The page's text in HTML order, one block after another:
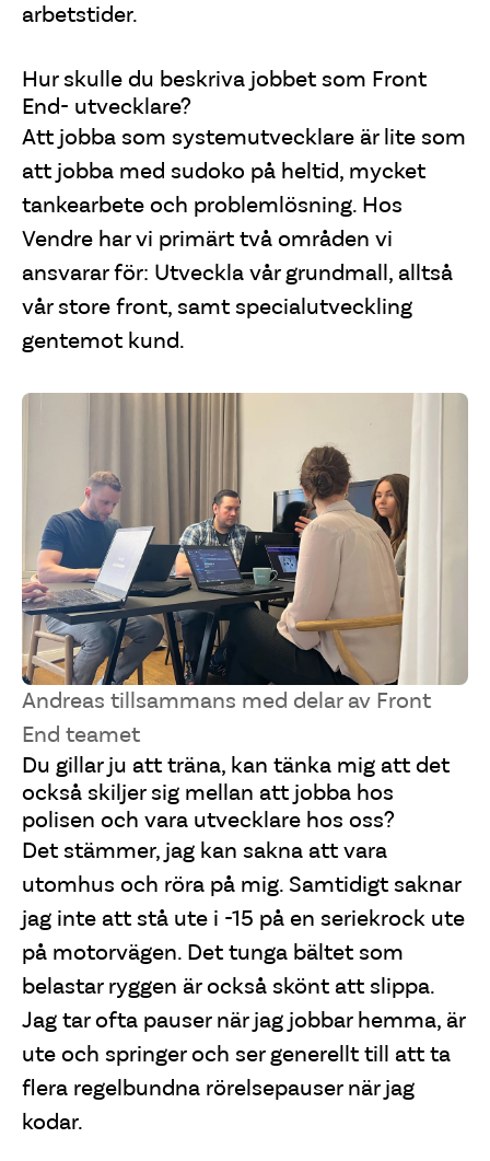
arbetstider.
Hur skulle du beskriva jobbet som Front
End- utvecklare?
Att jobba som systemutvecklare är lite som
att jobba med sudoko på heltid, mycket
tankearbete och problemlösning. Hos
Vendre har vi primärt två områden vi
ansvarar för: Utveckla vår grundmall, alltså
vår store front, samt specialutveckling
gentemot kund.
Andreas tillsammans med delar av Front
End teamet
Du gillar ju att träna, kan tänka mig att det
också skiljer sig mellan att jobba hos
polisen och vara utvecklare hos oss?
Det stämmer, jag kan sakna att vara
utomhus och röra på mig. Samtidigt saknar
jag inte att stå ute i -15 på en seriekrock ute
på motorvägen. Det tunga bältet som
belastar ryggen är också skönt att slippa.
Jag tar ofta pauser när jag jobbar hemma, är
ute och springer och ser generellt till att ta
flera regelbundna rörelsepauser när jag
kodar.